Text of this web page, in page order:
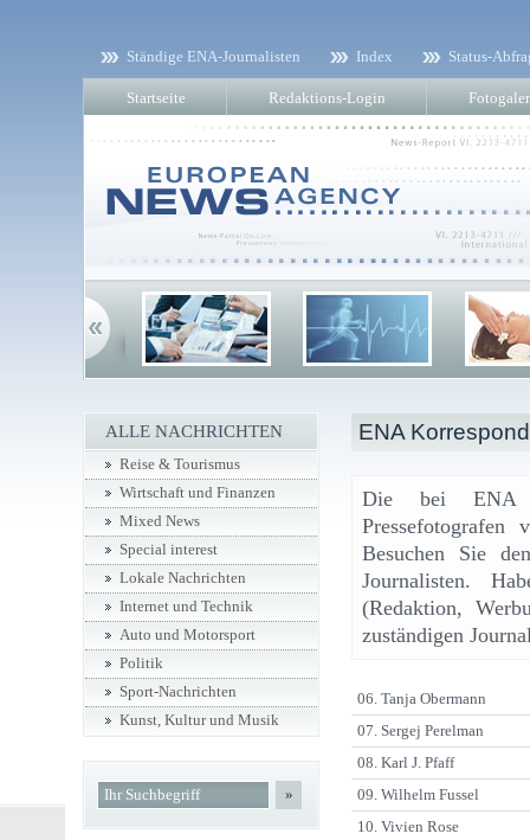
Ständige ENA-Journalisten Index Status-
Startseite Redaktions-Login
ENA
Die bei ENA
Pressefotografen
Besuchen Sie
Journalisten.
(Redaktion,
zuständigen
06. Tanja Obermann
07. Sergej Perelman
08. Karl J. Pfaff
09. Wilhelm Fussel
10. Vivien Rose
ALLE NACHRICHTEN
Reise & Tourismus
Wirtschaft und Finanzen
Mixed News
Special interest
Lokale Nachrichten
Internet und Technik
Auto und Motorsport
Politik
Sport-Nachrichten
Kunst, Kultur und Musik
»